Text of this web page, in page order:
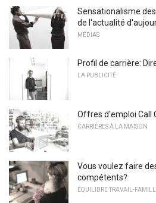
Sensationalisme
de l'actualité
MÉDIAS
Profil de carrière:
LA PUBLICITÉ
Offres d'emploi Call
CARRIÈRES À LA MAISON
Vous voulez faire
compétents?
ÉQUILIBRE TRAVAIL-